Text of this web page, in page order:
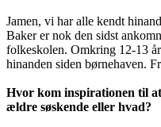
Jamen, vi har alle kendt
Baker er nok den sidst
folkeskolen. Omkring 12-13
hinanden siden børnehaven.
Hvor kom inspirationen til
ældre søskende eller hvad?